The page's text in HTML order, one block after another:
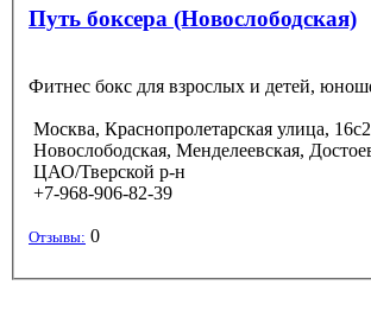
Путь боксера (Новослободская)
Фитнес бокс для взрослых и детей,
Москва, Краснопролетарская улица, 16с2
Новослободская, Менделеевская,
ЦАО/Тверской р-н
+7-968-906-82-39
Отзывы: 0